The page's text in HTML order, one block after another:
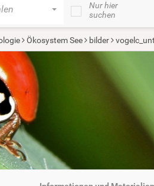
Nur hier
suchen
Ökosystem See bilder